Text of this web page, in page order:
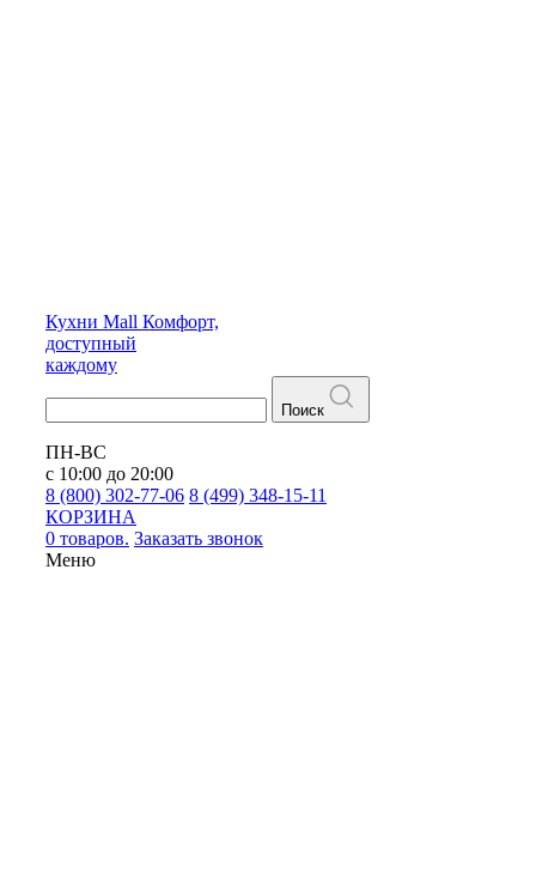
Кухни Mall Комфорт,
доступный
каждому
Поиск
ПН-ВС
с 10:00 до 20:00
8 (800) 302-77-06 8 (499) 348-15-11
КОРЗИНА
0 товаров. Заказать звонок
Меню